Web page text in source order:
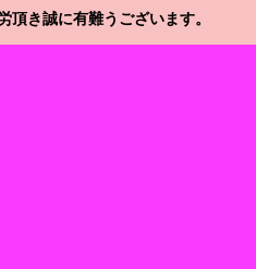
き誠に有難うございます。